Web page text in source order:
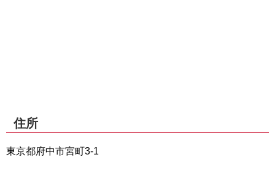
住所
東京都府中市宮町3-1